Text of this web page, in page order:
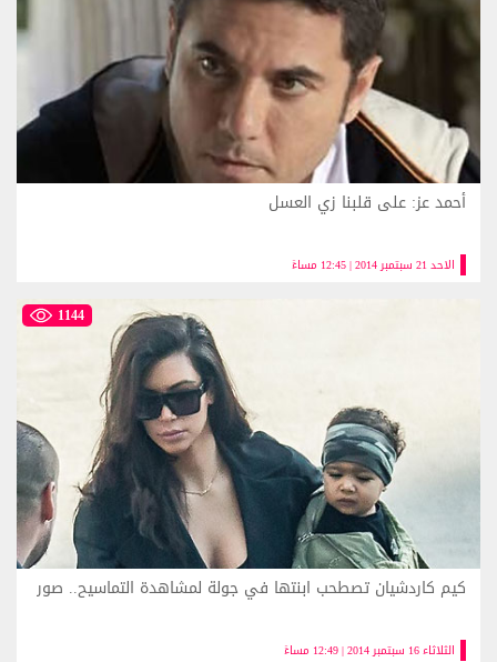
الاحد 21 سبتمبر 2014 | 12:45 مساءً
أحمد عز: على قلبنا زي العسل
1144
الثلاثاء 16 سبتمبر 2014 | 12:49 مساءً
كيم كاردشيان تصطحب ابنتها في جولة لمشاهدة التماسيح.. صور